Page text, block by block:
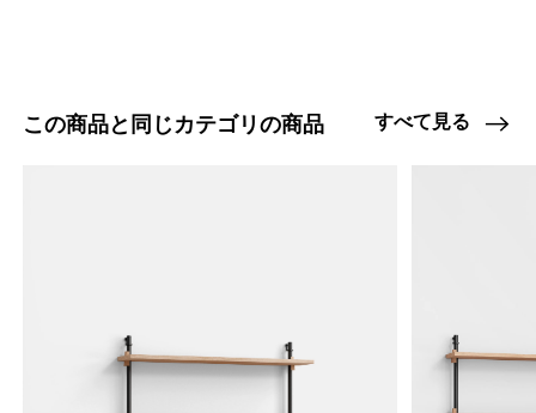
/products/wall-shelving-ws-65-1?
variant=47408879698152
9955000
この商品と同じカテゴリの商品 すべて見る